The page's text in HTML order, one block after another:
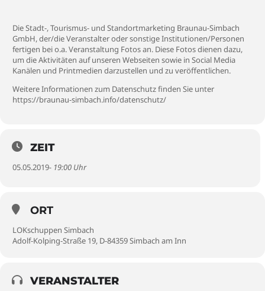
Die Stadt-, Tourismus- und Standortmarketing Braunau-Simbach
GmbH, der/die Veranstalter oder sonstige Institutionen/Personen
fertigen bei o.a. Veranstaltung Fotos an. Diese Fotos dienen dazu,
um die Aktivitäten auf unseren Webseiten sowie in Social Media
Kanälen und Printmedien darzustellen und zu veröffentlichen.
Weitere Informationen zum Datenschutz finden Sie unter
https://braunau-simbach.info/datenschutz/
ZEIT
05.05.2019- 19:00 Uhr
ORT
LOKschuppen Simbach
Adolf-Kolping-Straße 19, D-84359 Simbach am Inn
VERANSTALTER